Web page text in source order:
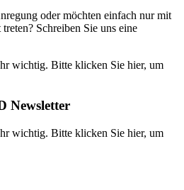
oder möchten einfach nur mit
Schreiben Sie uns eine
wichtig. Bitte klicken Sie hier, um
Newsletter
wichtig. Bitte klicken Sie hier, um